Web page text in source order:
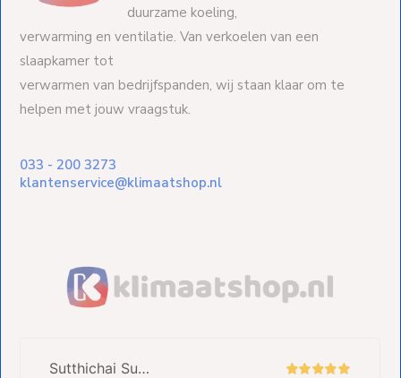
duurzame koeling,
verwarming en ventilatie. Van verkoelen van een
slaapkamer tot
verwarmen van bedrijfspanden, wij staan klaar om te
helpen met jouw vraagstuk.
033 - 200 3273
klantenservice@klimaatshop.nl